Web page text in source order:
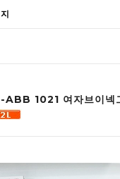
ABB 1021 여자브이넥